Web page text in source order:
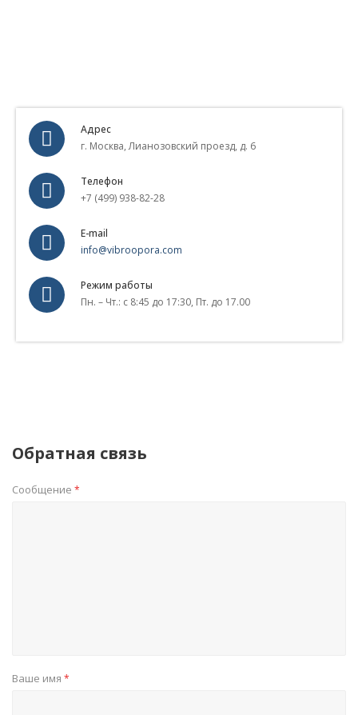
Адрес
г. Москва, Лианозовский проезд, д. 6
Телефон
+7 (499) 938-82-28
E-mail
info@vibroopora.com
Режим работы
Пн. – Чт.: с 8:45 до 17:30, Пт. до 17.00
Обратная связь
Сообщение *
Ваше имя *